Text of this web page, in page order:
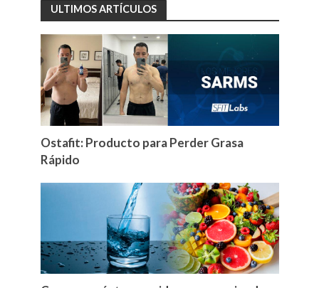
ULTIMOS ARTÍCULOS
Ostafit: Producto para Perder Grasa
Rápido